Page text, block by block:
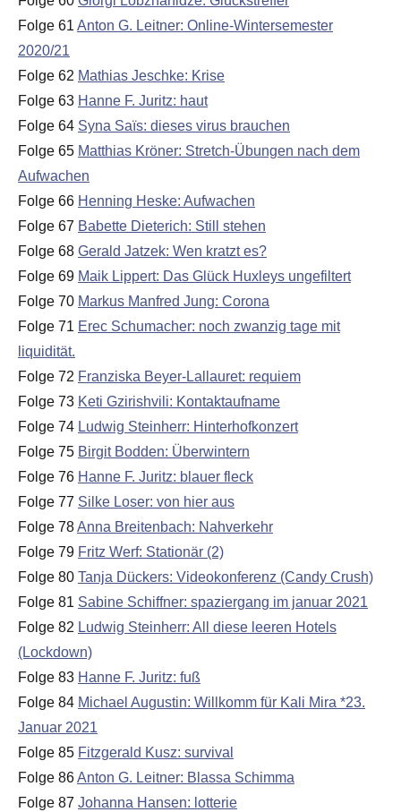
Folge 61 Anton G. Leitner: Online-Wintersemester
2020/21
Folge 62 Mathias Jeschke: Krise
Folge 63 Hanne F. Juritz: haut
Folge 64 Syna Saïs: dieses virus brauchen
Folge 65 Matthias Kröner: Stretch-Übungen nach dem
Aufwachen
Folge 66 Henning Heske: Aufwachen
Folge 67 Babette Dieterich: Still stehen
Folge 68 Gerald Jatzek: Wen kratzt es?
Folge 69 Maik Lippert: Das Glück Huxleys ungefiltert
Folge 70 Markus Manfred Jung: Corona
Folge 71 Erec Schumacher: noch zwanzig tage mit
liquidität.
Folge 72 Franziska Beyer-Lallauret: requiem
Folge 73 Keti Gzirishvili: Kontaktaufname
Folge 74 Ludwig Steinherr: Hinterhofkonzert
Folge 75 Birgit Bodden: Überwintern
Folge 76 Hanne F. Juritz: blauer fleck
Folge 77 Silke Loser: von hier aus
Folge 78Anna Breitenbach: Nahverkehr
Folge 79 Fritz Werf: Stationär (2)
Folge 80 Tanja Dückers: Videokonferenz (Candy Crush)
Folge 81 Sabine Schiffner: spaziergang im januar 2021
Folge 82 Ludwig Steinherr: All diese leeren Hotels
(Lockdown)
Folge 83 Hanne F. Juritz: fuß
Folge 84 Michael Augustin: Willkomm für Kali Mira *23.
Januar 2021
Folge 85 Fitzgerald Kusz: survival
Folge 86Anton G. Leitner: Blassa Schimma
Folge 87 Johanna Hansen: lotterie